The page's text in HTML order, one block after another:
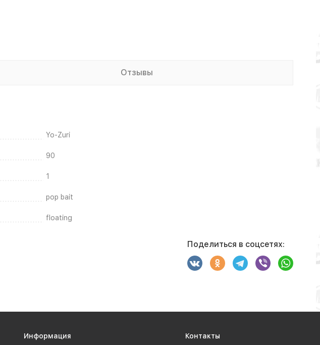
Отзывы
Yo-Zuri
90
1
pop bait
floating
Поделиться в соцсетях:
Информация Контакты